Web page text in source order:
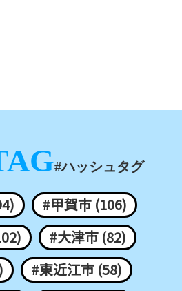
#ハッシュタグ
#甲賀市 (106)
#大津市 (82)
#東近江市 (58)